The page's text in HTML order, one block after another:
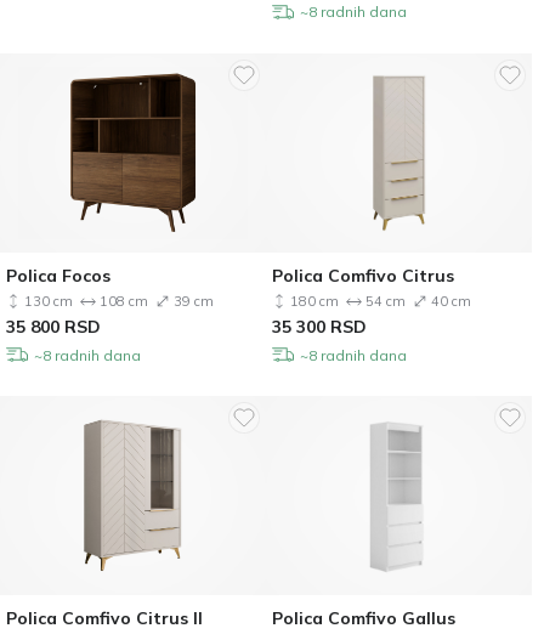
~8 radnih dana
Polica Focos
130 cm 108 cm 39 cm
35 800 RSD
~8 radnih dana
Polica Comfivo Citrus
180 cm 54 cm 40 cm
35 300 RSD
~8 radnih dana
Polica Comfivo Citrus II Polica Comfivo Gallus